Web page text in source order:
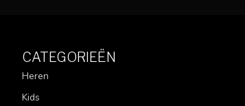
CATEGORIEËN
Heren
Kids